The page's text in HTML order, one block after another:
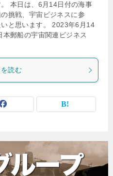
本日は、6月14日付の海事
挑戦、宇宙ビジネスに参
と思います。 2023年6月14
郵船の宇宙関連ビジネス
読む